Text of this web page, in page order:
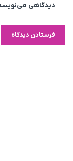
دیدگاهی